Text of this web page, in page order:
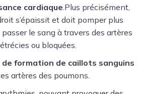
cardiaque .Plus précisément,
s’épaissit et doit pomper plus
le sang à travers des artères
ou bloquées.
de formation de caillots sanguins
artères des poumons.